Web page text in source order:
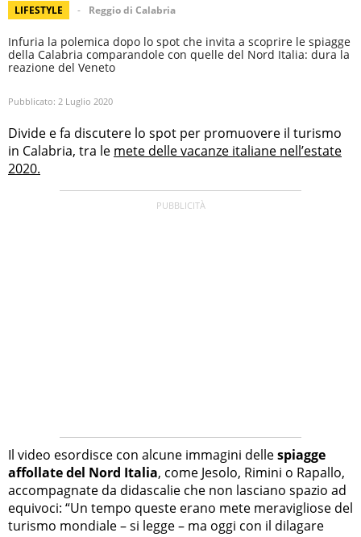
LIFESTYLE Reggio di Calabria
Infuria la polemica dopo lo spot che invita a scoprire le spiagge
della Calabria comparandole con quelle del Nord Italia: dura la
reazione del Veneto
Pubblicato: 2 Luglio 2020
Divide e fa discutere lo spot per promuovere il turismo
in Calabria, tra le mete delle vacanze italiane nell’estate
2020.
Il video esordisce con alcune immagini dellespiagge
affollate del Nord Italia, come Jesolo, Rimini o Rapallo,
accompagnate da didascalie che non lasciano spazio ad
equivoci: “Un tempo queste erano mete meravigliose del
turismo mondiale – si legge – ma oggi con il dilagare